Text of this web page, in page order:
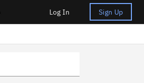
Log In Sign Up